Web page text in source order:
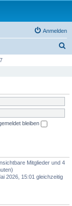
Anmelden
e
bleiben
Mitglieder und 4
2026, 15:01 gleichzeitig